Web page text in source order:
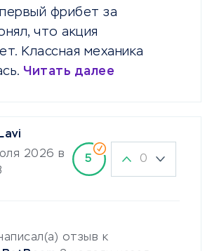
фрибет за
что акция
Классная механика
Читать далее
2026 в
5 0
отзыв к